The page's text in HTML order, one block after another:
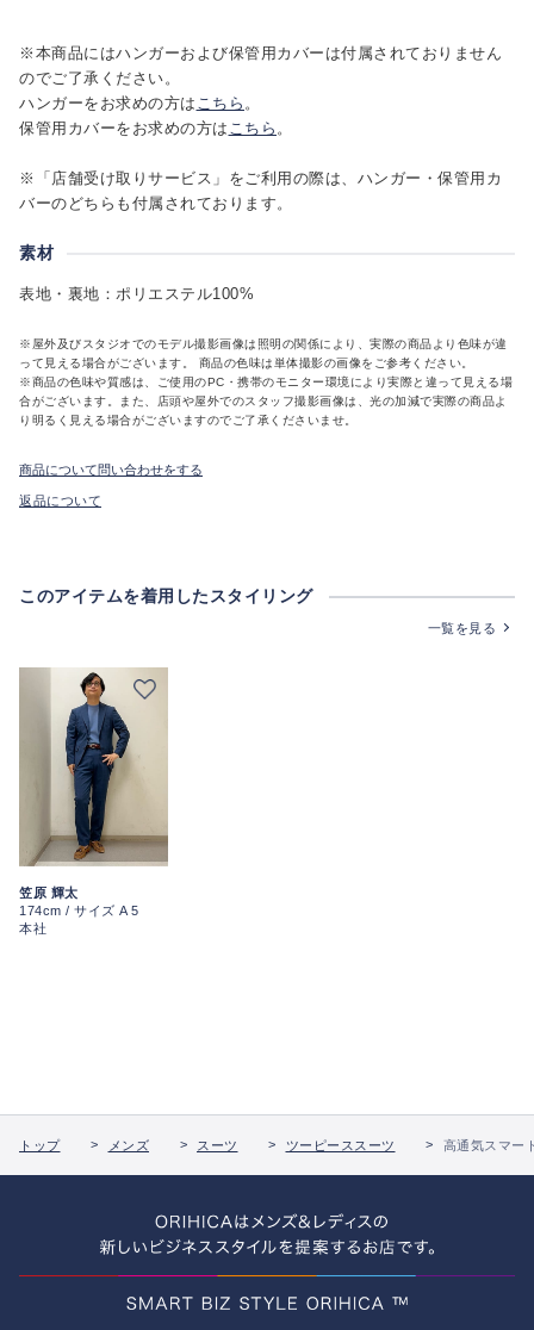
※本商品にはハンガーおよび保管用カバーは付属されておりません
のでご了承ください。
ハンガーをお求めの方は こちら 。
保管用カバーをお求めの方は こちら 。
※「店舗受け取りサービス」をご利用の際は、ハンガー・保管用カ
バーのどちらも付属されております。
素材
表地・裏地：ポリエステル100%
※屋外及びスタジオでのモデル撮影画像は照明の関係により、実際の商品より色味が違
って見える場合がございます。 商品の色味は単体撮影の画像をご参考ください。
※商品の色味や質感は、ご使用のPC・携帯のモニター環境により実際と違って見える場
合がございます。また、店頭や屋外でのスタッフ撮影画像は、光の加減で実際の商品よ
り明るく見える場合がございますのでご了承くださいませ。
商品について問い合わせをする
返品について
このアイテムを着用したスタイリング
一覧を見る
笠原 輝太
174cm / サイズ A 5
本社
トップ メンズ スーツ ツーピーススーツ 高通気スマー